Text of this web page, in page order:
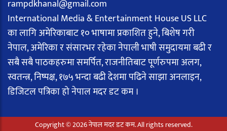
rampdkhanal@gmail.com
International Media & Entertainment House US LLC
का लागि अमेरिकाबाट १० भाषामा प्रकाशित हुने, बिशेष गरी
नेपाल, अमेरिका र संसारभर रहेका नेपाली भाषी समुदायमा बढी र
सबै सबै पाठकहरुमा समर्पित, राजनीतिबाट पूर्णरुपमा अलग,
स्वतन्त्र, निष्पक्ष, १७५ भन्दा बढी देशमा पढिने साझा अनलाइन,
डिजिटल पत्रिका हो नेपाल मदर डट कम ।
Copyright © 2026 नेपाल मदर डट कम. All rights reserved.